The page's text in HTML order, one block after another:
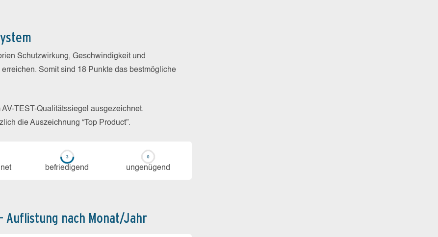
Schutzwirkung, Geschwindigkeit und
Somit sind 18 Punkte das bestmögliche
TEST-Qualitätssiegel ausgezeichnet.
die Auszeichnung “Top Product”.
be­frie­di­gend un­ge­nü­gend
nach Monat/Jahr